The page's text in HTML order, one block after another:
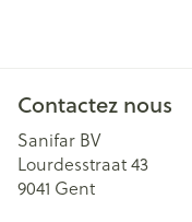
Contactez nous
Sanifar BV
Lourdesstraat 43
9041 Gent